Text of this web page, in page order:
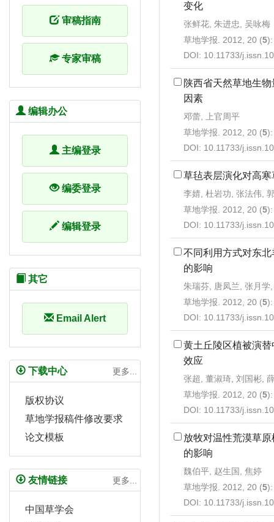
变化
张鲜花, 朱进忠, 吴咏梅
草地学报. 2012, 20 (5
DOI: 10.11733/
陕西省天然草地生
因素
邓蕾, 上官周平
草地学报. 2012, 20 (5
DOI: 10.11733/
草毡表层演化对高
李婧, 杜岩功, 张法伟,
草地学报. 2012, 20 (5
DOI: 10.11733/
不同利用方式对东
的影响
朱瑞芬, 唐凤兰, 张月学
草地学报. 2012, 20 (5
DOI: 10.11733/
黄土丘陵区植被演
效应
张超, 董淑琦, 刘国彬,
草地学报. 2012, 20 (5
DOI: 10.11733/
放牧对温性荒漠草
的影响
魏伯平, 赵生国, 焦婷
草地学报. 2012, 20 (5
DOI: 10.11733/
审稿指南
专家审稿
编辑办公
主编登录
编委登录
编辑登录
其它
Email Alert
下载中心 更多...
版权协议
草地学报稿件修改要求
论文模板
友情链接 更多...
中国草学会